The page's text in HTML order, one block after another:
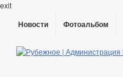
exit
Новости Фотоальбом